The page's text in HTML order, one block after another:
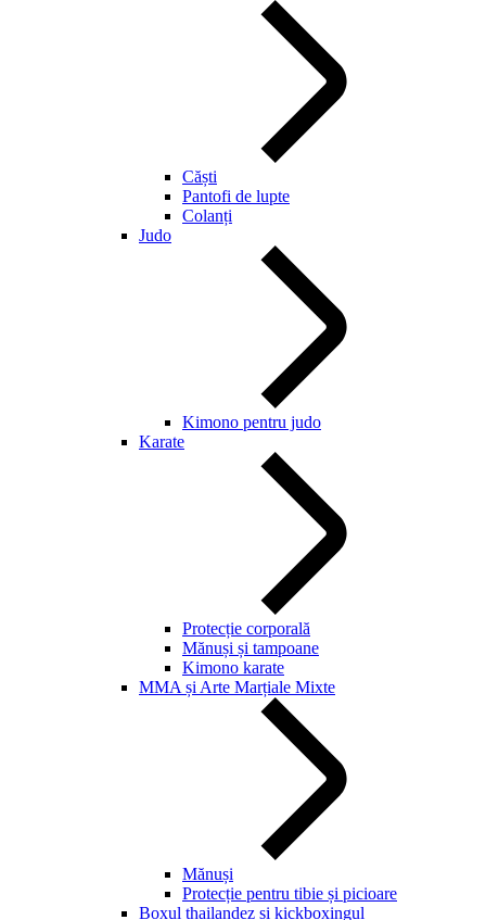
Căști
Pantofi de lupte
Colanți
Judo
Kimono pentru judo
Karate
Protecție corporală
Mănuși și tampoane
Kimono karate
MMA și Arte Marțiale Mixte
Mănuși
Protecție pentru tibie și picioare
Boxul thailandez și kickboxingul